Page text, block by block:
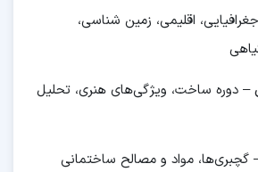
اقلیمی، زمین شناسی،
– دوره ساخت، ویژگی‌های هنری، تحلیل
گچبری‌ها، مواد و مصالح ساختمانی